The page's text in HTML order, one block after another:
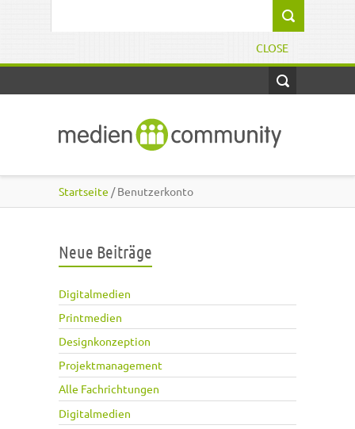
CLOSE
Startseite / Benutzerkonto
Neue Beiträge
Digitalmedien
Printmedien
Designkonzeption
Projektmanagement
Alle Fachrichtungen
Digitalmedien